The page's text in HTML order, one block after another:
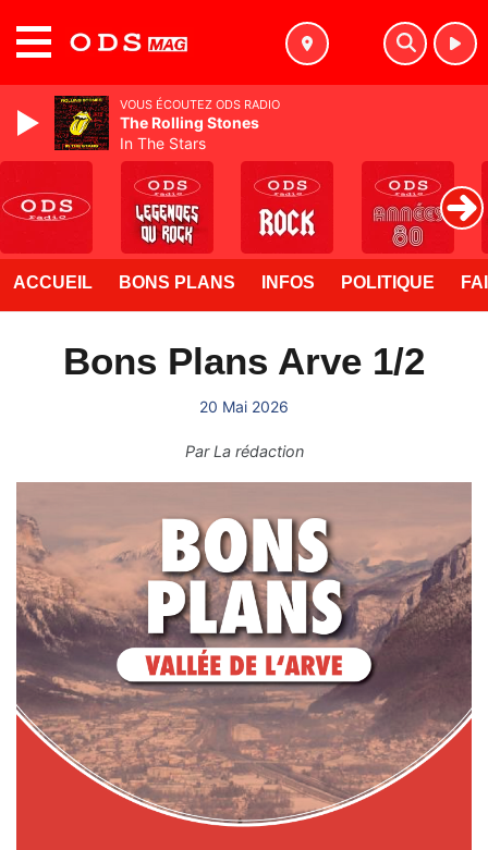
ACCUEIL BONS PLANS INFOS POLITIQUE
Bons Plans Arve 1/2
20 Mai 2026
ParLa rédaction
VOUS ÉCOUTEZ ODS RADIO
The Rolling Stones
In The Stars